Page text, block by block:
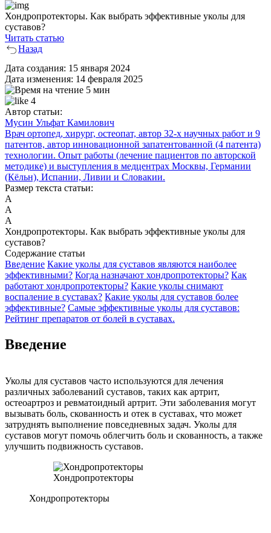
Хондропротекторы. Как выбрать эффективные уколы для
суставов?
Читать статью
Назад
Дата создания: 15 января 2024
Дата изменения: 14 февраля 2025
5 мин
4
Автор статьи:
Мусин Ульфат Камилович
Врач ортопед, хирург, остеопат, автор 32-х научных работ и 9
патентов, автор инновационной запатентованной (4 патента)
технологии. Опыт работы (лечение пациентов по авторской
методике) и выступления в медцентрах Москвы, Германии
(Кёльн), Испании, Ливии и Словакии.
Размер текста статьи:
А
А
А
Хондропротекторы. Как выбрать эффективные уколы для
суставов?
Содержание статьи
Введение Какие уколы для суставов являются наиболее
эффективными? Когда назначают хондропротекторы? Как
работают хондропротекторы? Какие уколы снимают
воспаление в суставах? Какие уколы для суставов более
эффективные? Самые эффективные уколы для суставов:
Рейтинг препаратов от болей в суставах.
Введение
Уколы для суставов часто используются для лечения
различных заболеваний суставов, таких как артрит,
остеоартроз и ревматоидный артрит. Эти заболевания могут
вызывать боль, скованность и отек в суставах, что может
затруднять выполнение повседневных задач. Уколы для
суставов могут помочь облегчить боль и скованность, а также
улучшить подвижность суставов.
Хондропротекторы
Хондропротекторы